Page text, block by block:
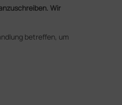
Wir
betreffen, um